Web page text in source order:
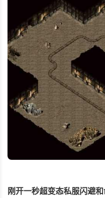
刚开一秒超变态私服闪避